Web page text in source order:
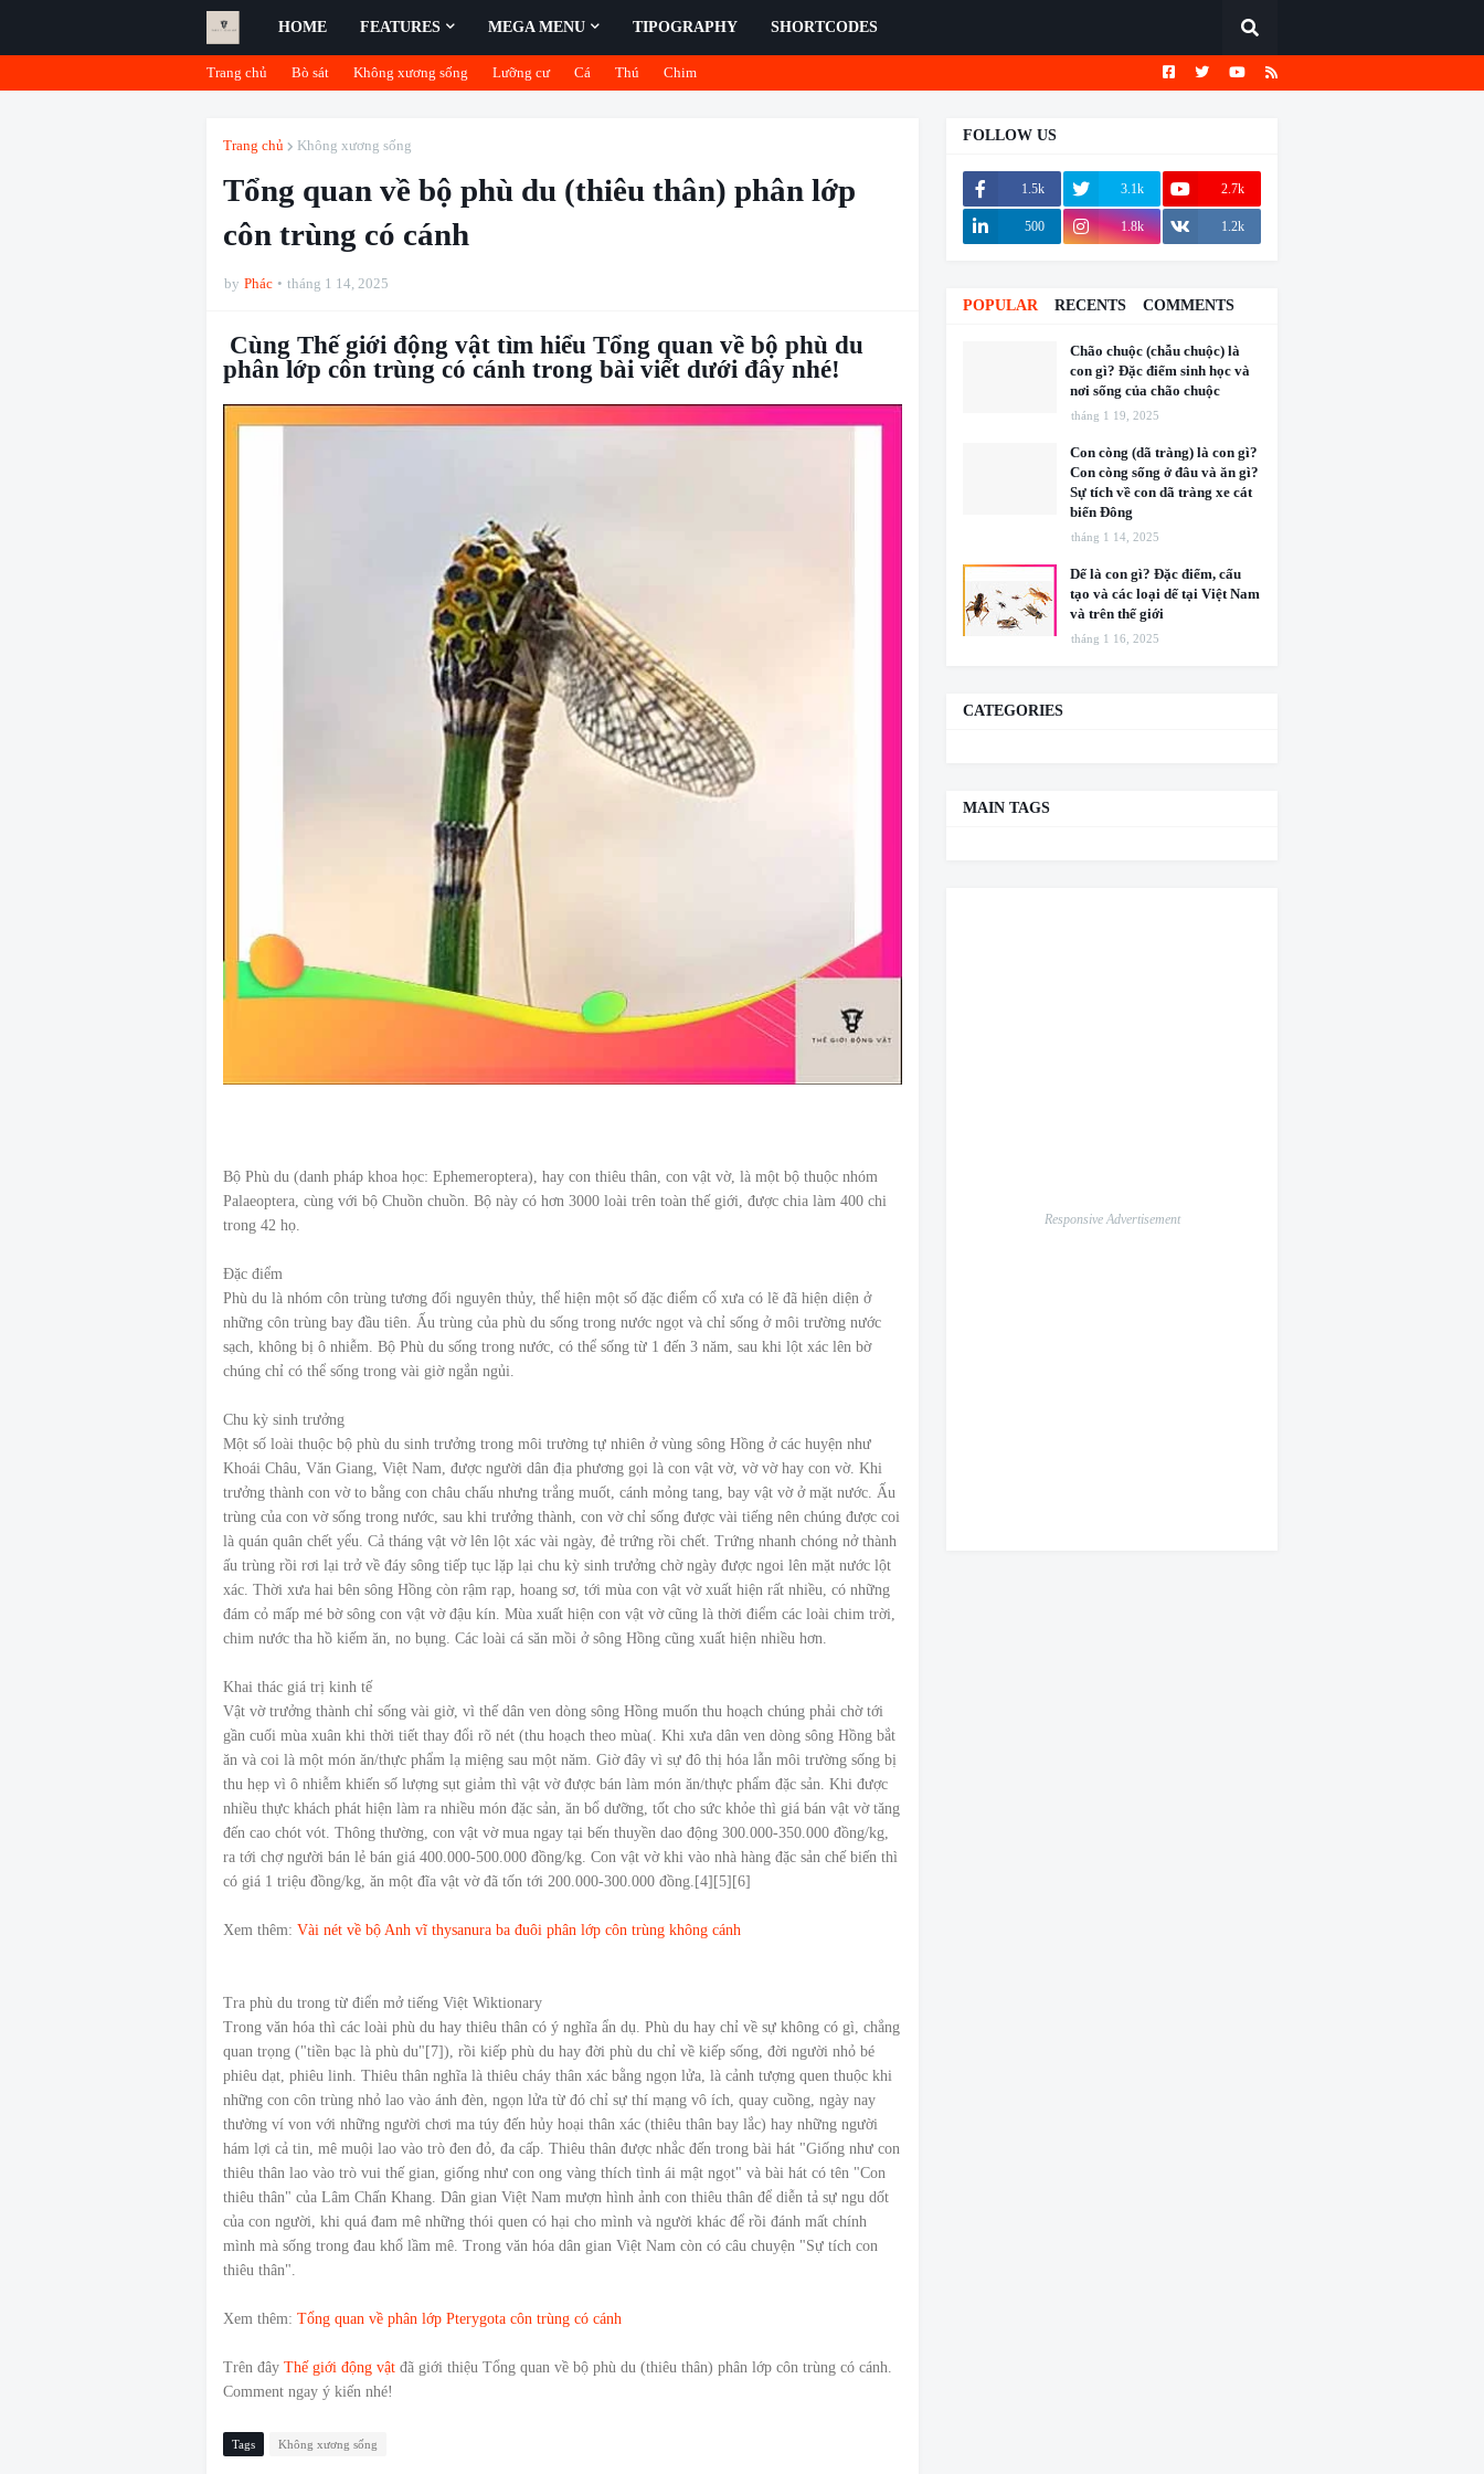
HOME FEATURES MEGA MENU TIPOGRAPHY SHORTCODES
Trang chủ Bò sát Không xương sống Lưỡng cư Cá Thú Chim
Trang chủ Không xương sống
Tổng quan về bộ phù du (thiêu thân) phân lớp
côn trùng có cánh
by Phác tháng 1 14, 2025
Cùng Thế giới động vật tìm hiểu Tổng quan về bộ phù du
phân lớp côn trùng có cánh trong bài viết dưới đây nhé!
Bộ Phù du (danh pháp khoa học: Ephemeroptera), hay con thiêu thân, con vật vờ, là một bộ thuộc nhóm
Palaeoptera, cùng với bộ Chuồn chuồn. Bộ này có hơn 3000 loài trên toàn thế giới, được chia làm 400 chi
trong 42 họ.
Đặc điểm
Phù du là nhóm côn trùng tương đối nguyên thủy, thể hiện một số đặc điểm cổ xưa có lẽ đã hiện diện ở
những côn trùng bay đầu tiên. Ấu trùng của phù du sống trong nước ngọt và chỉ sống ở môi trường nước
sạch, không bị ô nhiễm. Bộ Phù du sống trong nước, có thể sống từ 1 đến 3 năm, sau khi lột xác lên bờ
chúng chỉ có thể sống trong vài giờ ngắn ngủi.
Chu kỳ sinh trưởng
Một số loài thuộc bộ phù du sinh trưởng trong môi trường tự nhiên ở vùng sông Hồng ở các huyện như
Khoái Châu, Văn Giang, Việt Nam, được người dân địa phương gọi là con vật vờ, vờ vờ hay con vờ. Khi
trưởng thành con vờ to bằng con châu chấu nhưng trắng muốt, cánh mỏng tang, bay vật vờ ở mặt nước. Ấu
trùng của con vờ sống trong nước, sau khi trưởng thành, con vờ chỉ sống được vài tiếng nên chúng được coi
là quán quân chết yểu. Cả tháng vật vờ lên lột xác vài ngày, đẻ trứng rồi chết. Trứng nhanh chóng nở thành
ấu trùng rồi rơi lại trở về đáy sông tiếp tục lặp lại chu kỳ sinh trưởng chờ ngày được ngoi lên mặt nước lột
xác. Thời xưa hai bên sông Hồng còn rậm rạp, hoang sơ, tới mùa con vật vờ xuất hiện rất nhiều, có những
đám cỏ mấp mé bờ sông con vật vờ đậu kín. Mùa xuất hiện con vật vờ cũng là thời điểm các loài chim trời,
chim nước tha hồ kiếm ăn, no bụng. Các loài cá săn mồi ở sông Hồng cũng xuất hiện nhiều hơn.
Khai thác giá trị kinh tế
Vật vờ trưởng thành chỉ sống vài giờ, vì thế dân ven dòng sông Hồng muốn thu hoạch chúng phải chờ tới
gần cuối mùa xuân khi thời tiết thay đổi rõ nét (thu hoạch theo mùa(. Khi xưa dân ven dòng sông Hồng bắt
ăn và coi là một món ăn/thực phẩm lạ miệng sau một năm. Giờ đây vì sự đô thị hóa lẫn môi trường sống bị
thu hẹp vì ô nhiễm khiến số lượng sụt giảm thì vật vờ được bán làm món ăn/thực phẩm đặc sản. Khi được
nhiều thực khách phát hiện làm ra nhiều món đặc sản, ăn bổ dưỡng, tốt cho sức khỏe thì giá bán vật vờ tăng
đến cao chót vót. Thông thường, con vật vờ mua ngay tại bến thuyền dao động 300.000-350.000 đồng/kg,
ra tới chợ người bán lẻ bán giá 400.000-500.000 đồng/kg. Con vật vờ khi vào nhà hàng đặc sản chế biến thì
có giá 1 triệu đồng/kg, ăn một đĩa vật vờ đã tốn tới 200.000-300.000 đồng.[4][5][6]
Xem thêm: Vài nét về bộ Anh vĩ thysanura ba đuôi phân lớp côn trùng không cánh
Tra phù du trong từ điển mở tiếng Việt Wiktionary
Trong văn hóa thì các loài phù du hay thiêu thân có ý nghĩa ẩn dụ. Phù du hay chỉ về sự không có gì, chẳng
quan trọng ("tiền bạc là phù du"[7]), rồi kiếp phù du hay đời phù du chỉ về kiếp sống, đời người nhỏ bé
phiêu dạt, phiêu linh. Thiêu thân nghĩa là thiêu cháy thân xác bằng ngọn lửa, là cảnh tượng quen thuộc khi
những con côn trùng nhỏ lao vào ánh đèn, ngọn lửa từ đó chỉ sự thí mạng vô ích, quay cuồng, ngày nay
thường ví von với những người chơi ma túy đến hủy hoại thân xác (thiêu thân bay lắc) hay những người
hám lợi cả tin, mê muội lao vào trò đen đỏ, đa cấp. Thiêu thân được nhắc đến trong bài hát "Giống như con
thiêu thân lao vào trò vui thế gian, giống như con ong vàng thích tình ái mật ngọt" và bài hát có tên "Con
thiêu thân" của Lâm Chấn Khang. Dân gian Việt Nam mượn hình ảnh con thiêu thân để diễn tả sự ngu dốt
của con người, khi quá đam mê những thói quen có hại cho mình và người khác để rồi đánh mất chính
mình mà sống trong đau khổ lầm mê. Trong văn hóa dân gian Việt Nam còn có câu chuyện "Sự tích con
thiêu thân".
Xem thêm: Tổng quan về phân lớp Pterygota côn trùng có cánh
Trên đây Thế giới động vật đã giới thiệu Tổng quan về bộ phù du (thiêu thân) phân lớp côn trùng có cánh.
Comment ngay ý kiến nhé!
Tags Không xương sống
FOLLOW US
1.5k 3.1k 2.7k
500 1.8k 1.2k
POPULAR RECENTS COMMENTS
Chão chuộc (chẫu chuộc) là
con gì? Đặc điểm sinh học và
nơi sống của chão chuộc
tháng 1 19, 2025
Con còng (dã tràng) là con gì?
Con còng sống ở đâu và ăn gì?
Sự tích về con dã tràng xe cát
biển Đông
tháng 1 14, 2025
Dế là con gì? Đặc điểm, cấu
tạo và các loại dế tại Việt Nam
và trên thế giới
tháng 1 16, 2025
CATEGORIES
MAIN TAGS
Responsive Advertisement